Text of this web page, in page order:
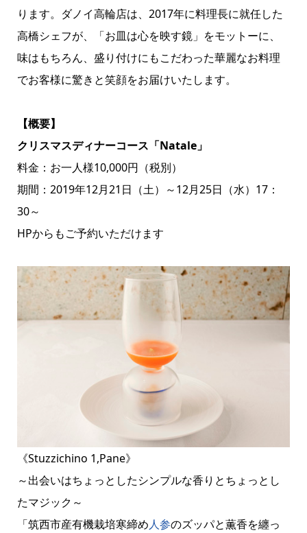
ります。ダノイ高輪店は、2017年に料理長に就任した
高橋シェフが、「お皿は心を映す鏡」をモットーに、
味はもちろん、盛り付けにもこだわった華麗なお料理
でお客様に驚きと笑顔をお届けいたします。
【概要】
クリスマスディナーコース「Natale」
料金：お一人様10,000円（税別）
期間：2019年12月21日（土）～12月25日（水）17：
30～
HPからもご予約いただけます
《Stuzzichino 1,Pane》
～出会いはちょっとしたシンプルな香りとちょっとし
たマジック～
「筑西市産有機栽培寒締め人参のズッパと薫香を纏っ